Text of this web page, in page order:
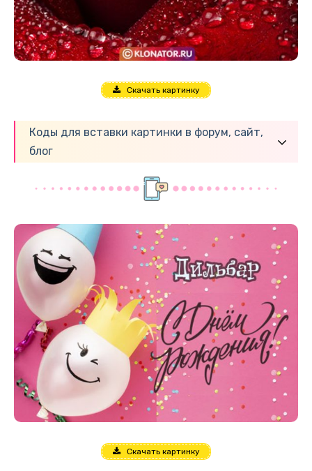
Скачать картинку
Коды для вставки картинки в форум, сайт,
блог
Скачать картинку